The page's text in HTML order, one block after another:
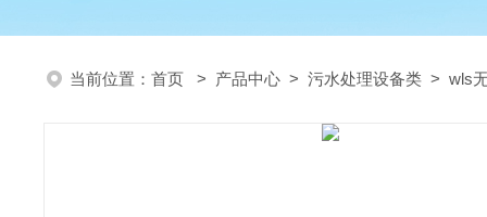
当前位置： 首页 > 产品中心 > 污水处理设备类 > wls